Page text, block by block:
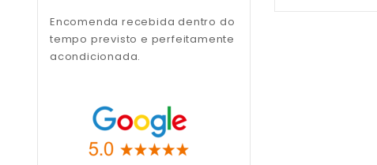
Encomenda recebida dentro do
tempo previsto e perfeitamente
acondicionada.